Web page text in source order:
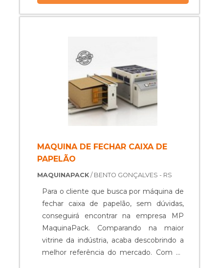
atualizações das funções. A balança
programação para q....
MAQUINA DE FECHAR CAIXA DE
PAPELÃO
MAQUINAPACK/ BENTO GONÇALVES - RS
Para o cliente que busca por máquina de
fechar caixa de papelão, sem dúvidas,
conseguirá encontrar na empresa MP
MaquinaPack. Comparando na maior
vitrine da indústria, acaba descobrindo a
melhor referência do mercado. Com os